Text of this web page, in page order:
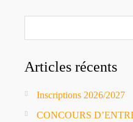
Articles récents
Inscriptions 2026/2027
CONCOURS